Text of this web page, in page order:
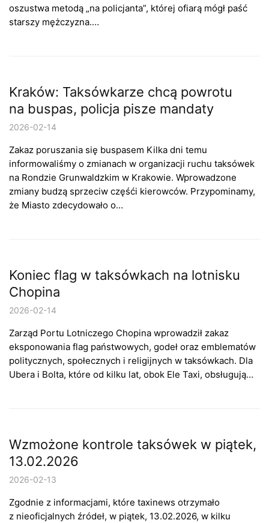
oszustwa metodą „na policjanta”, której ofiarą mógł paść
starszy mężczyzna.…
Kraków: Taksówkarze chcą powrotu
na buspas, policja pisze mandaty
2026-02-14
Zakaz poruszania się buspasem Kilka dni temu
informowaliśmy o zmianach w organizacji ruchu taksówek
na Rondzie Grunwaldzkim w Krakowie. Wprowadzone
zmiany budzą sprzeciw częśći kierowców. Przypominamy,
że Miasto zdecydowało o…
Koniec flag w taksówkach na lotnisku
Chopina
2026-02-14
Zarząd Portu Lotniczego Chopina wprowadził zakaz
eksponowania flag państwowych, godeł oraz emblematów
politycznych, społecznych i religijnych w taksówkach. Dla
Ubera i Bolta, które od kilku lat, obok Ele Taxi, obsługują…
Wzmożone kontrole taksówek w piątek,
13.02.2026
2026-02-13
Zgodnie z informacjami, które taxinews otrzymało
z nieoficjalnych źródeł, w piątek, 13.02.2026, w kilku